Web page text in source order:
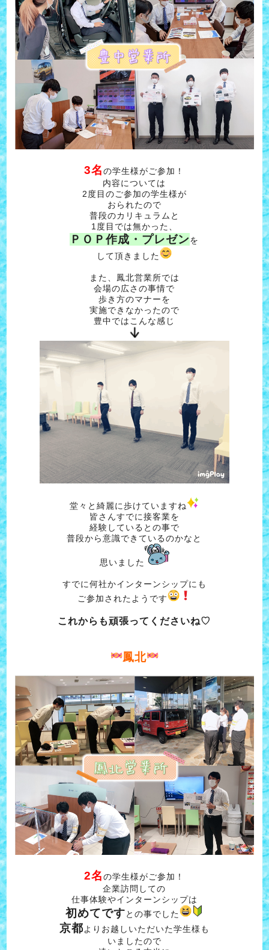
3名の学生様がご参加！
内容については
2度目のご参加の学生様が
おられたので
普段のカリキュラムと
1度目では無かった、
ＰＯＰ作成・プレゼンを
して頂きました
また、鳳北営業所では
会場の広さの事情で
歩き方のマナーを
実施できなかったので
豊中ではこんな感じ
堂々と綺麗に歩けていますね
皆さんすでに接客業を
経験しているとの事で
普段から意識できているのかなと
思いました
すでに何社かインターンシップにも
ご参加されたようです
これからも頑張ってくださいね♡
鳳北
2名の学生様がご参加！
企業訪問しての
仕事体験やインターンシップは
初めてですとの事でした
京都よりお越しいただいた学生様も
いましたので